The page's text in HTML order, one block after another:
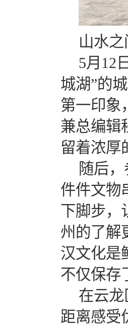
山水
5月 12
城湖”的
第一印象
兼总编辑
留着浓厚
随后
件件文物
下脚步，
州的了解
汉文化是
不仅保存
在云
距离感受